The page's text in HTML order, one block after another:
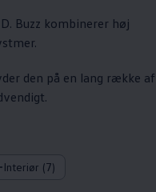
Buzz kombinerer høj
den på en lang række af
Interiør (7)